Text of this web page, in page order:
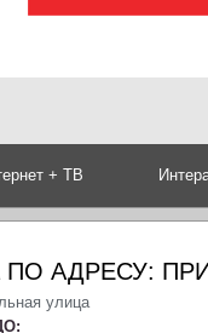
+ ТВ
АДРЕСУ:
улица